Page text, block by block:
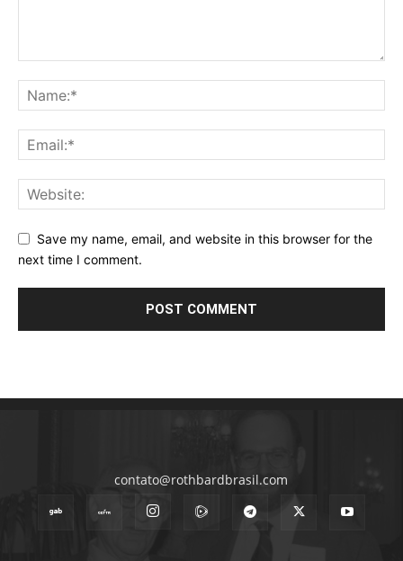
Save my name, email, and website in this browser for the
next time I comment.
contato@rothbardbrasil.com